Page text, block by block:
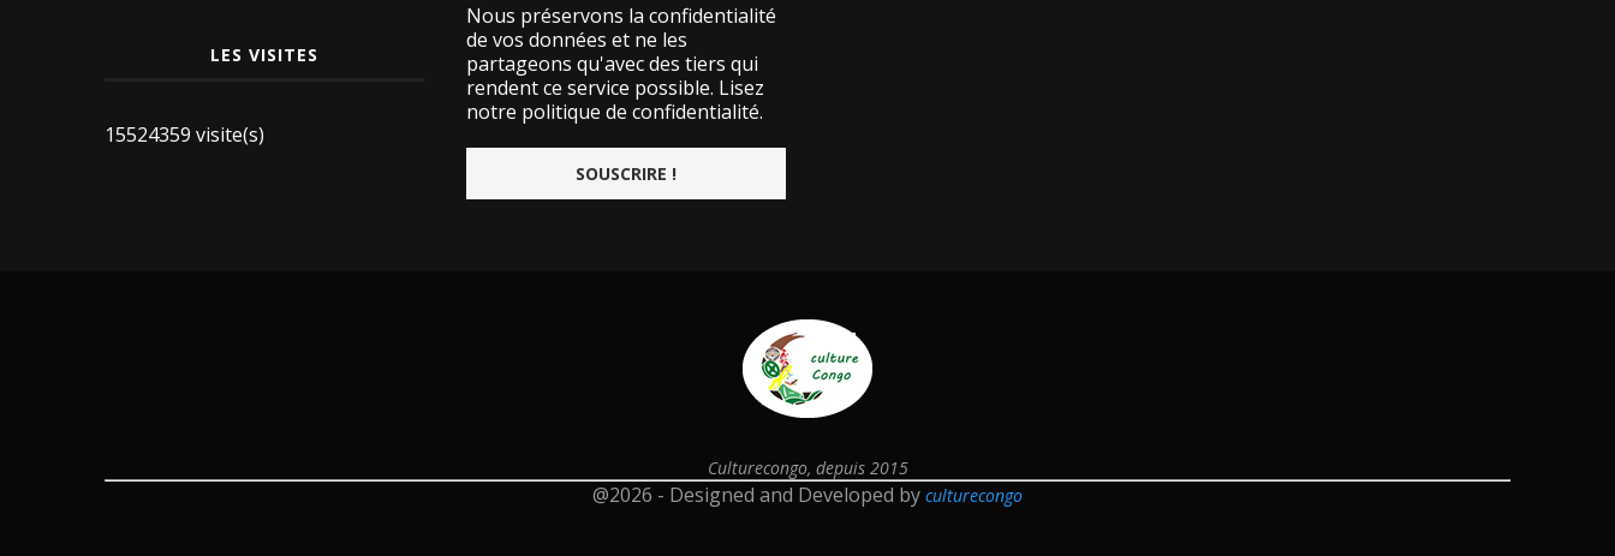
LES VISITES
15524359 visite(s)
Nous préservons la confidentialité
de vos données et ne les
partageons qu'avec des tiers qui
rendent ce service possible. Lisez
notre politique de confidentialité.
Culturecongo, depuis 2015
@2026 - Designed and Developed by culturecongo